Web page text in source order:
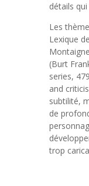
détails
Les
Lexique
(Burt
series,
and
subtilité,
de
trop